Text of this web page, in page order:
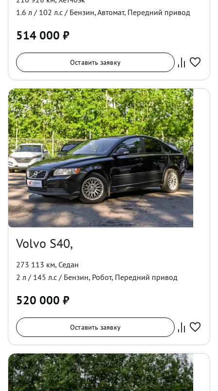
1.6 л / 102 л.с / Бензин,Автомат, Передний привод
514 000 ₽
Оставить заявку
Volvo S40,
273 113 км, Седан
2 л / 145 л.с / Бензин, Робот, Передний привод
520 000 ₽
Оставить заявку